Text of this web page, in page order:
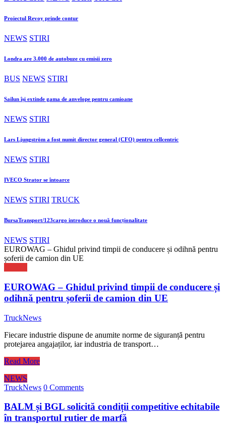
Proiectul Revoy prinde contur
NEWS STIRI
Londra are 3.000 de autobuze cu emisii zero
BUS NEWS STIRI
Sailun își extinde gama de anvelope pentru camioane
NEWS STIRI
Lars Ljungström a fost numit director general (CFO) pentru cellcentric
NEWS STIRI
IVECO Strator se întoarce
NEWS STIRI TRUCK
BursaTransport/123cargo introduce o nouă funcționalitate
NEWS STIRI
EUROWAG – Ghidul privind timpii de conducere și odihnă pentru
șoferii de camion din UE
EUROWAG – Ghidul privind timpii de conducere și
odihnă pentru șoferii de camion din UE
TruckNews
Fiecare industrie dispune de anumite norme de siguranță pentru
protejarea angajaților, iar industria de transport…
Read More
NEWS
TruckNews 0 Comments
BALM și BGL solicită condiții competitive echitabile
în transportul rutier de marfă